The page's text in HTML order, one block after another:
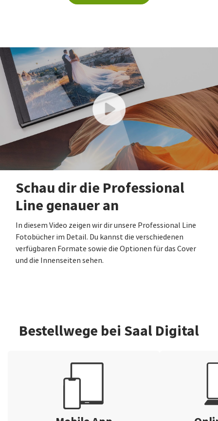
Schau dir die Professional
Line genauer an
In diesem Video zeigen wir dir unsere Professional Line
Fotobücher im Detail. Du kannst die verschiedenen
verfügbaren Formate sowie die Optionen für das Cover
und die Innenseiten sehen.
Bestellwege bei Saal Digital